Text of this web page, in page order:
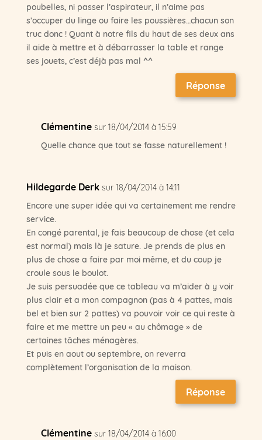
poubelles, ni passer l’aspirateur, il n’aime pas
s’occuper du linge ou faire les poussières…chacun son
truc donc ! Quant à notre fils du haut de ses deux ans
il aide à mettre et à débarrasser la table et range
ses jouets, c’est déjà pas mal ^^
Réponse
Clémentine sur 18/04/2014 à 15:59
Quelle chance que tout se fasse naturellement !
Hildegarde Derk sur 18/04/2014 à 14:11
Encore une super idée qui va certainement me rendre
service.
En congé parental, je fais beaucoup de chose (et cela
est normal) mais là je sature. Je prends de plus en
plus de chose a faire par moi même, et du coup je
croule sous le boulot.
Je suis persuadée que ce tableau va m’aider à y voir
plus clair et a mon compagnon (pas à 4 pattes, mais
bel et bien sur 2 pattes) va pouvoir voir ce qui reste à
faire et me mettre un peu « au chômage » de
certaines tâches ménagères.
Et puis en aout ou septembre, on reverra
complètement l’organisation de la maison.
Réponse
Clémentine sur 18/04/2014 à 16:00